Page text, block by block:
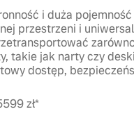
i duża
przestrzeni i
takie jak narty czy
dostęp,
zł*